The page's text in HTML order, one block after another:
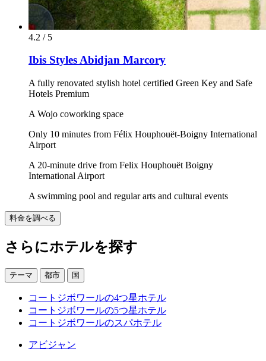
4.2 / 5
Ibis Styles Abidjan Marcory
A fully renovated stylish hotel certified Green Key and Safe
Hotels Premium
A Wojo coworking space
Only 10 minutes from Félix Houphouët-Boigny International
Airport
A 20-minute drive from Felix Houphouët Boigny
International Airport
A swimming pool and regular arts and cultural events
料金を調べる
さらにホテルを探す
テーマ 都市 国
コートジボワールの4つ星ホテル
コートジボワールの5つ星ホテル
コートジボワールのスパホテル
アビジャン